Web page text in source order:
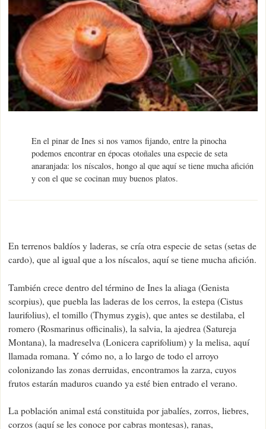
En el pinar de Ines si nos vamos fijando, entre la pinocha
podemos encontrar en épocas otoñales una especie de seta
anaranjada: los níscalos, hongo al que aquí se tiene mucha afición
y con el que se cocinan muy buenos platos.
En terrenos baldíos y laderas, se cría otra especie de setas (setas de
cardo), que al igual que a los níscalos, aquí se tiene mucha afición.
También crece dentro del término de Ines la aliaga (Genista
scorpius), que puebla las laderas de los cerros, la estepa (Cistus
laurifolius), el tomillo (Thymus zygis), que antes se destilaba, el
romero (Rosmarinus officinalis), la salvia, la ajedrea (Satureja
Montana), la madreselva (Lonicera caprifolium) y la melisa, aquí
llamada romana. Y cómo no, a lo largo de todo el arroyo
colonizando las zonas derruidas, encontramos la zarza, cuyos
frutos estarán maduros cuando ya esté bien entrado el verano.
La población animal está constituida por jabalíes, zorros, liebres,
corzos (aquí se les conoce por cabras montesas), ranas,